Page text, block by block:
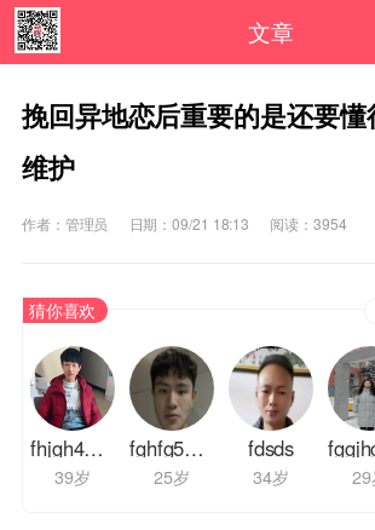
文章
挽回异地恋后重要的是还要懂
维护
作者：管理员 日期：09/21 18:13 阅读：3954
猜你喜欢
fhjgh43543
39岁
fghfg54632
25岁
fdsds
34岁 29